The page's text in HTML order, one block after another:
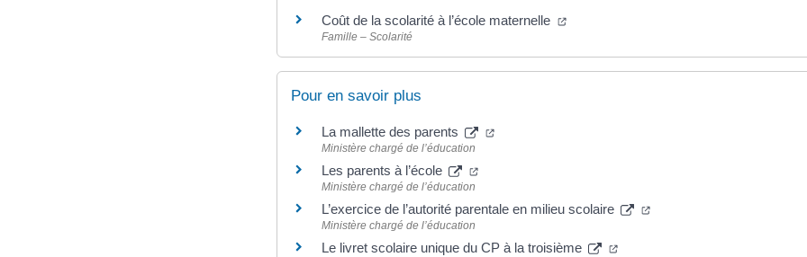
Coût de la scolarité à l’école maternelle
Famille – Scolarité
Pour en savoir plus
La mallette des parents
Ministère chargé de l’éducation
Les parents à l’école
Ministère chargé de l’éducation
L’exercice de l’autorité parentale en milieu scolaire
Ministère chargé de l’éducation
Le livret scolaire unique du CP à la troisième